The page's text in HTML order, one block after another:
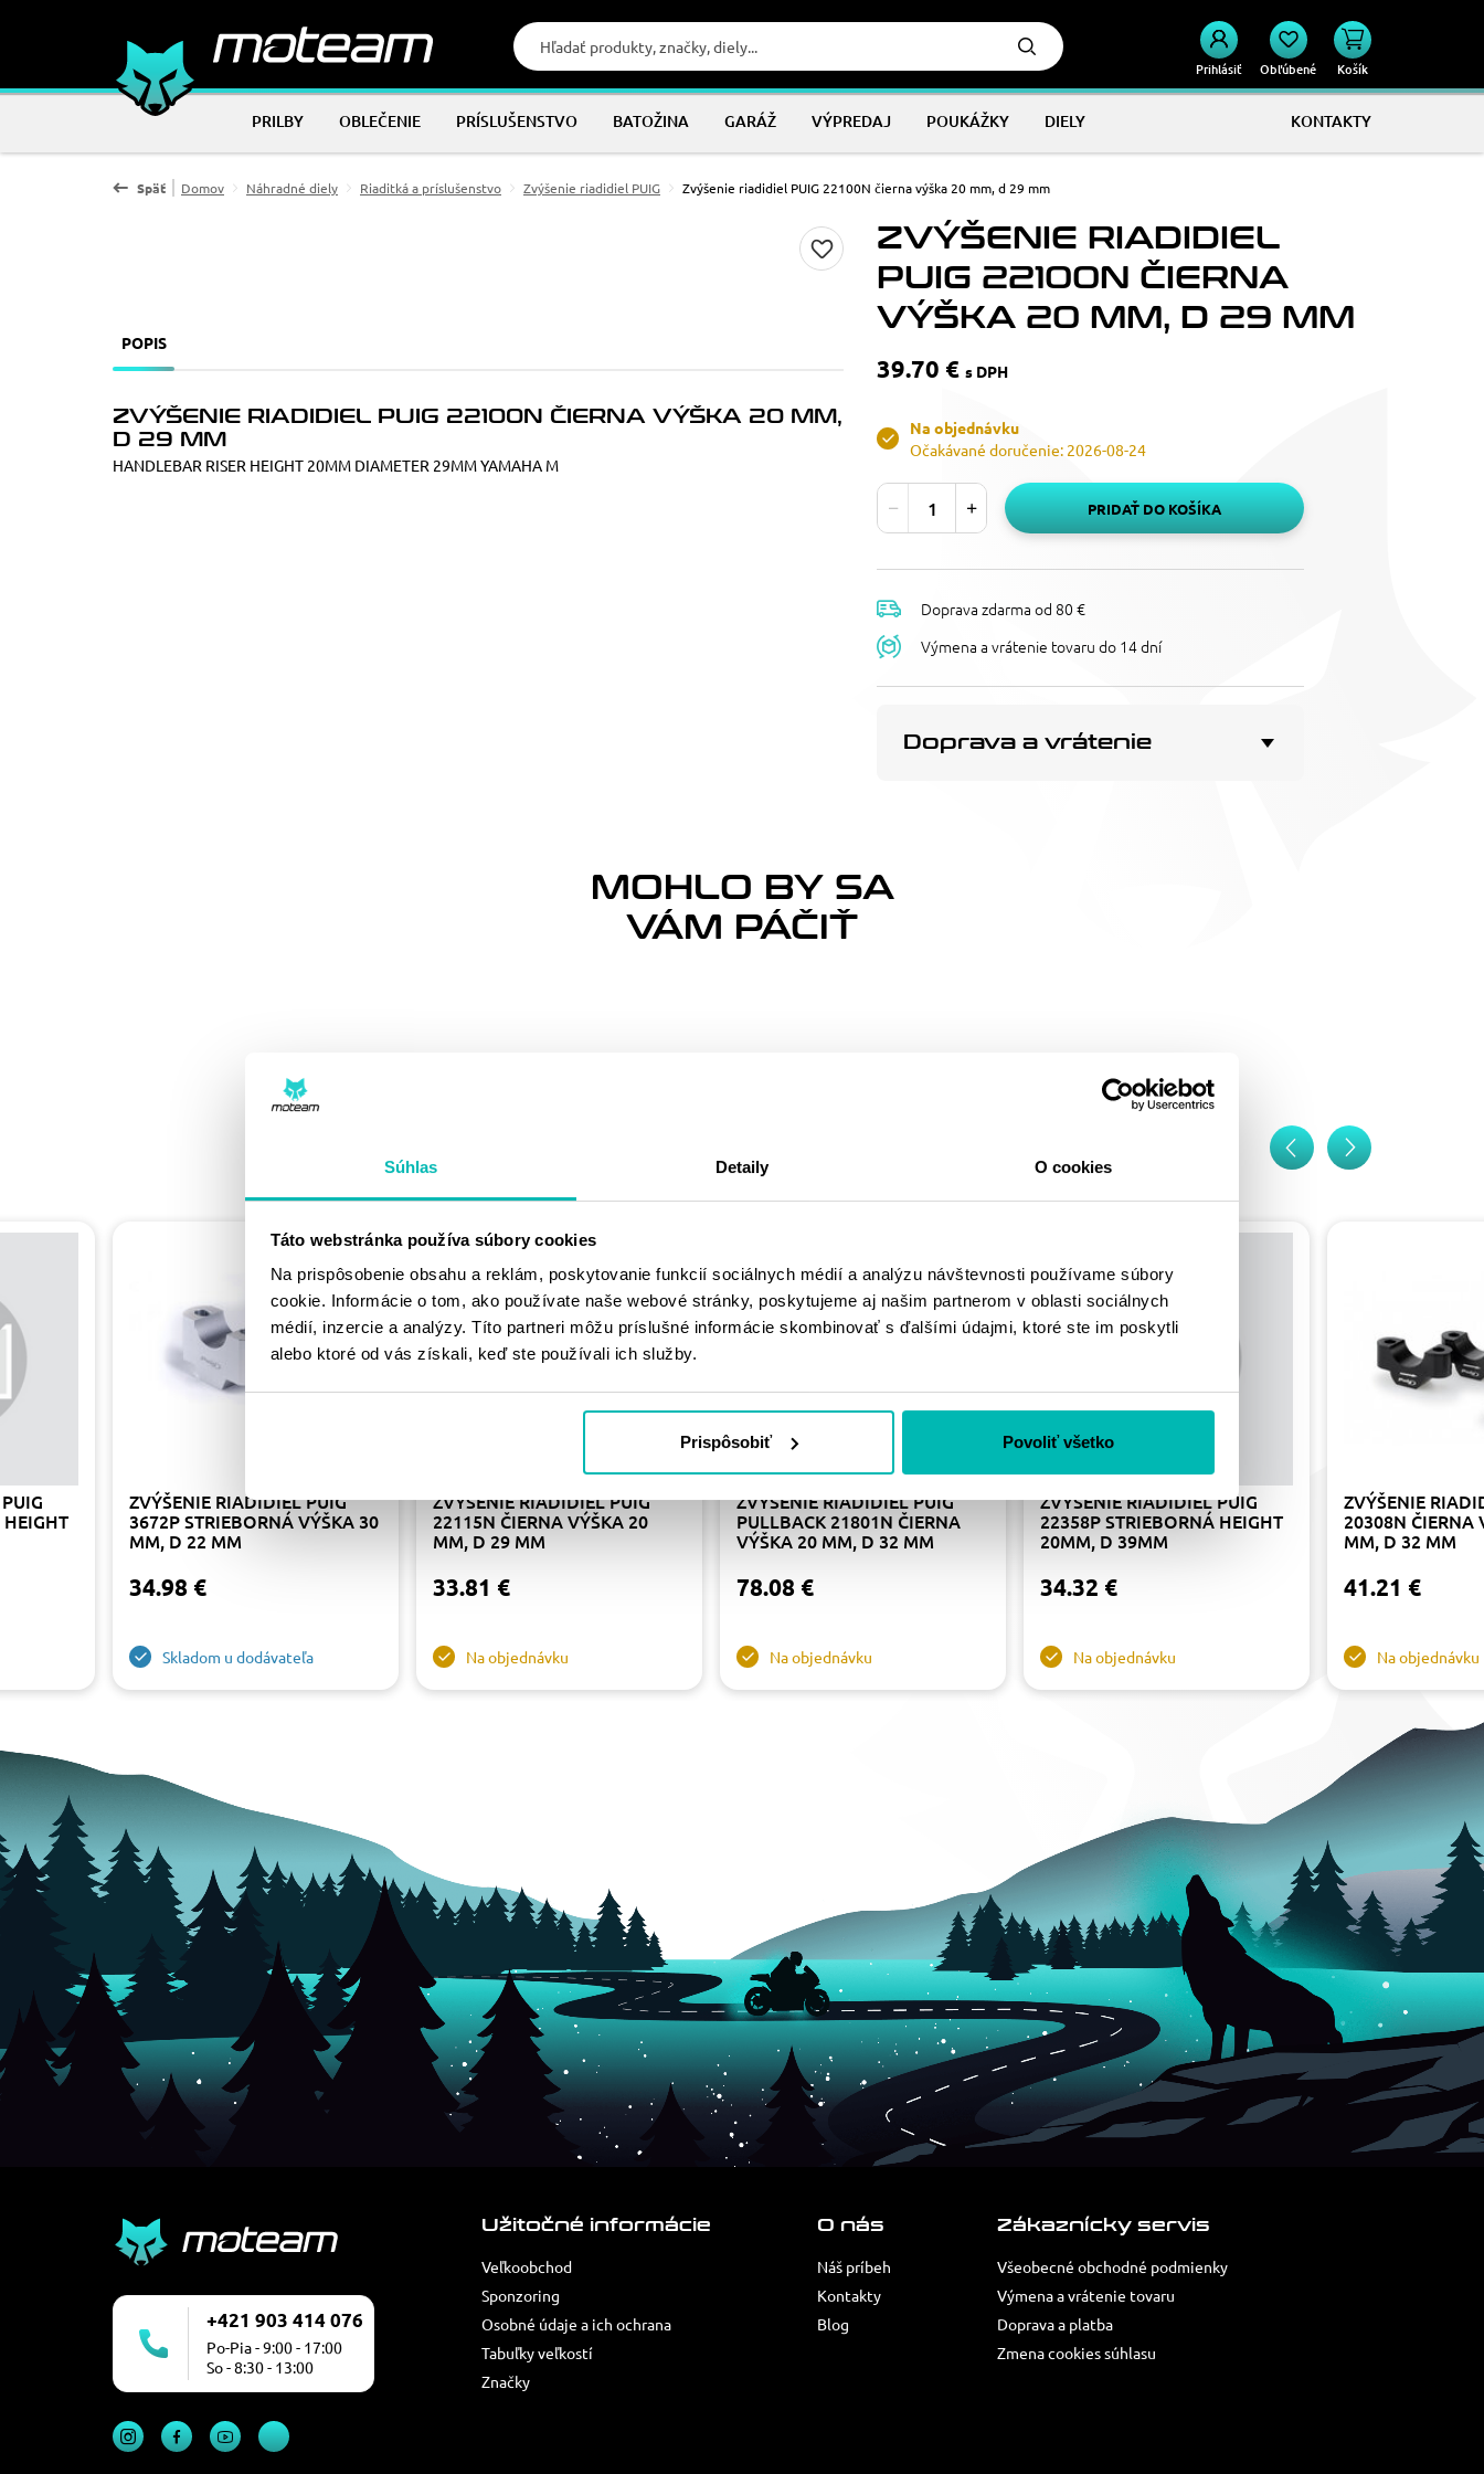
Súhlas Detaily O cookies
Táto webstránka používa súbory cookies
Na prispôsobenie obsahu a reklám, poskytovanie funkcií sociálnych médií a analýzu návštevnosti používame súbory
cookie. Informácie o tom, ako používate naše webové stránky, poskytujeme aj našim partnerom v oblasti sociálnych
médií, inzercie a analýzy. Títo partneri môžu príslušné informácie skombinovať s ďalšími údajmi, ktoré ste im poskytli
alebo ktoré od vás získali, keď ste používali ich služby.
Prispôsobiť Povoliť všetko
Prihlásiť Obľúbené Košík
PRILBY OBLEČENIE PRÍSLUŠENSTVO BATOŽINA GARÁŽ VÝPREDAJ POUKÁŽKY DIELY KONTAKTY
Späť Domov Náhradné diely Riaditká a príslušenstvo Zvýšenie riadidiel PUIG Zvýšenie riadidiel PUIG 22100N čierna výška 20 mm, d 29 mm
ZVÝŠENIE RIADIDIEL
PUIG 22100N ČIERNA
VÝŠKA 20 MM, D 29 MM
39.70 € s DPH
Na objednávku
Očakávané doručenie: 2026-08-24
PRIDAŤ DO KOŠÍKA
Doprava zdarma od 80 €
Výmena a vrátenie tovaru do 14 dní
Doprava a vrátenie
POPIS
ZVÝŠENIE RIADIDIEL PUIG 22100N ČIERNA VÝŠKA 20 MM,
D 29 MM
HANDLEBAR RISER HEIGHT 20MM DIAMETER 29MM YAMAHA M
MOHLO BY SA
VÁM PÁČIŤ
PRODUKTY
ZVÝŠENIE RIADIDIEL PUIG
3672P STRIEBORNÁ VÝŠKA 30
MM, D 22 MM
34.98 €
Skladom u dodávateľa
ZVÝŠENIE RIADIDIEL PUIG
22115N ČIERNA VÝŠKA 20
MM, D 29 MM
33.81 €
Na objednávku
ZVÝŠENIE RIADIDIEL PUIG
PULLBACK 21801N ČIERNA
VÝŠKA 20 MM, D 32 MM
78.08 €
Na objednávku
ZVÝŠENIE RIADIDIEL PUIG
22358P STRIEBORNÁ HEIGHT
20MM, D 39MM
34.32 €
Na objednávku
ZVÝŠENIE
20308N ČIERNA
MM, D 32 MM
41.21 €
Na objednávku
+421 903 414 076
Po-Pia - 9:00 - 17:00
So - 8:30 - 13:00
Užitočné informácie
Veľkoobchod
Sponzoring
Osobné údaje a ich ochrana
Tabuľky veľkostí
Značky
O nás
Náš príbeh
Kontakty
Blog
Zákaznícky servis
Všeobecné obchodné podmienky
Výmena a vrátenie tovaru
Doprava a platba
Zmena cookies súhlasu